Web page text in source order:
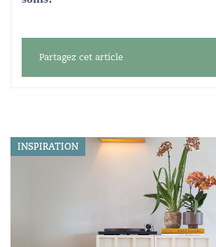
Partagez cet article
INSPIRATION